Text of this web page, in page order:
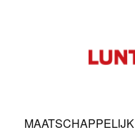
MAATSCHAPPELIJK